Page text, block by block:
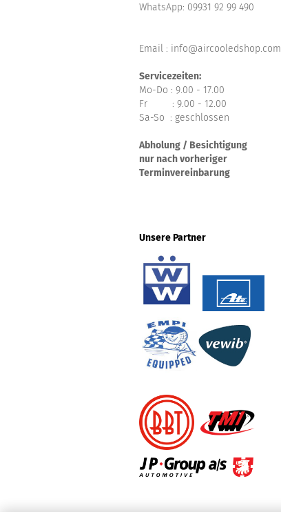
WhatsApp: 09931 92 99 490
Email : info@aircooledshop.com
Servicezeiten:
Mo-Do : 9.00 - 17.00
Fr : 9.00 - 12.00
Sa-So : geschlossen
Abholung / Besichtigung
nur nach vorheriger
Terminvereinbarung
Unsere Partner